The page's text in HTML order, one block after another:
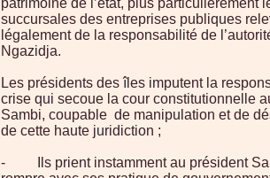
patrimoine de l’état, plus particulièrement
succursales des entreprises publiques
légalement de la responsabilité de
Ngazidja.
Les présidents des îles imputent la
crise qui secoue la cour constitutionnelle
Sambi, coupable de manipulation et de
de cette haute juridiction ;
- Ils prient instamment au président